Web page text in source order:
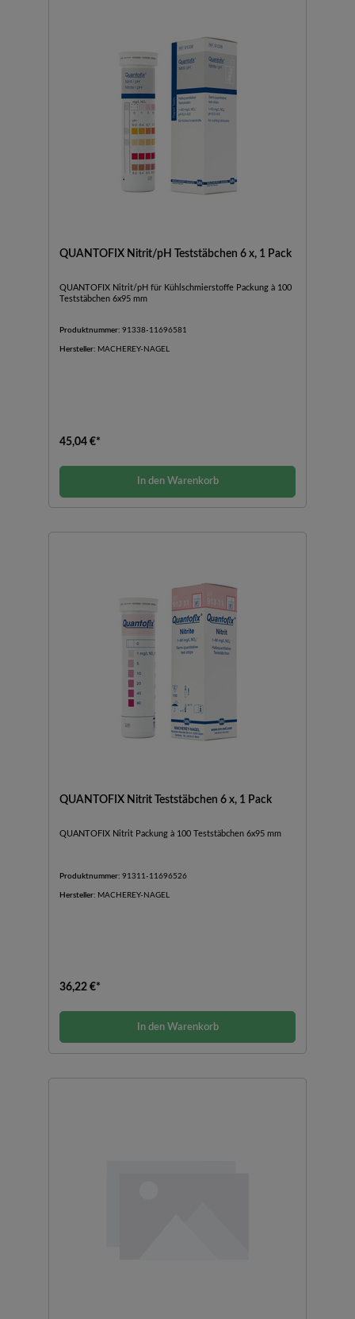
QUANTOFIX Nitrit/pH Teststäbchen 6 x, 1 Pack
QUANTOFIX Nitrit/pH für Kühlschmierstoffe Packung à 100
Teststäbchen 6x95 mm
Produktnummer: 91338-11696581
Hersteller: MACHEREY-NAGEL
45,04 €*
In den Warenkorb
QUANTOFIX Nitrit Teststäbchen 6 x, 1 Pack
QUANTOFIX Nitrit Packung à 100 Teststäbchen 6x95 mm
Produktnummer: 91311-11696526
Hersteller: MACHEREY-NAGEL
36,22 €*
In den Warenkorb